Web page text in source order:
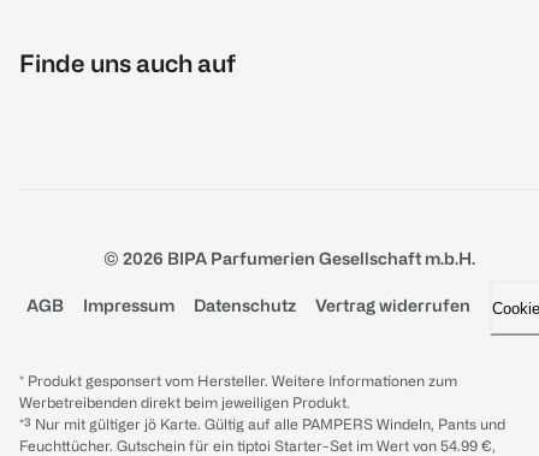
Finde uns auch auf
© 2026 BIPA Parfumerien Gesellschaft m.b.H.
AGB Impressum Datenschutz Vertrag widerrufen
* Produkt gesponsert vom Hersteller. Weitere Informationen zum
Werbetreibenden direkt beim jeweiligen Produkt.
*³ Nur mit gültiger jö Karte. Gültig auf alle PAMPERS Windeln, Pants und
Feuchttücher. Gutschein für ein tiptoi Starter-Set im Wert von 54.99 €,